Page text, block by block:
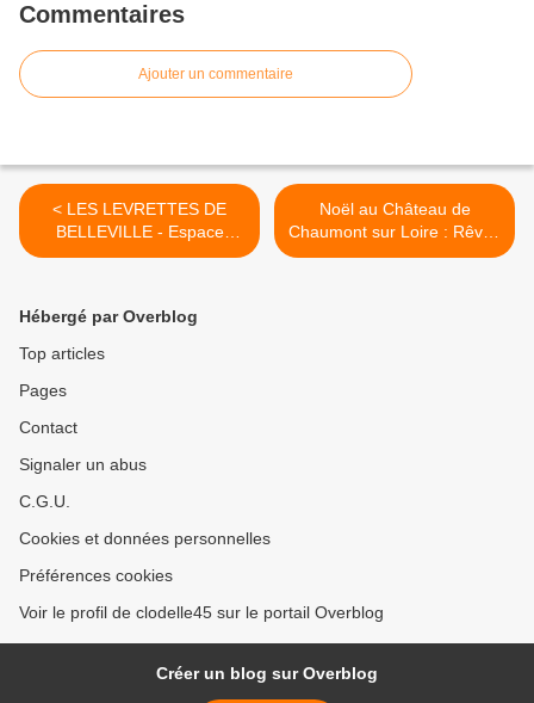
Commentaires
Ajouter un commentaire
< LES LEVRETTES DE
BELLEVILLE - Espace
George Sand de Chécy -
Noël au Château de
Chaumont sur Loire : Rêves
d’antan du 29 novembre
Hébergé par Overblog
Top articles
Pages
Contact
Signaler un abus
C.G.U.
Cookies et données personnelles
Préférences cookies
Voir le profil de clodelle45 sur le portail Overblog
Créer un blog sur Overblog